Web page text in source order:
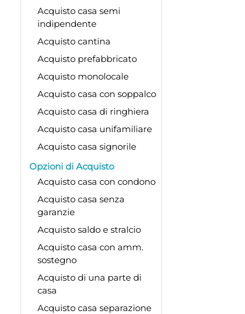
Acquisto casa semi
indipendente
Acquisto cantina
Acquisto prefabbricato
Acquisto monolocale
Acquisto casa con soppalco
Acquisto casa di ringhiera
Acquisto casa unifamiliare
Acquisto casa signorile
Opzioni di Acquisto
Acquisto casa con condono
Acquisto casa senza
garanzie
Acquisto saldo e stralcio
Acquisto casa con amm.
sostegno
Acquisto di una parte di
casa
Acquisto casa separazione